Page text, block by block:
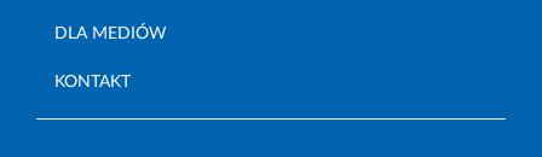
DLA MEDIÓW
KONTAKT